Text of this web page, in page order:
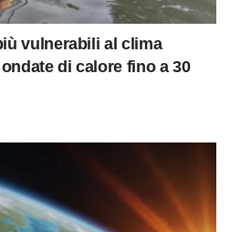
vulnerabili al clima
di calore fino a 30